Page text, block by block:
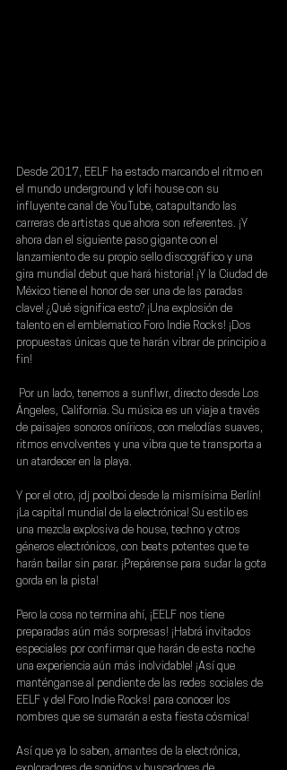
Desde 2017, EELF ha estado marcando el ritmo en
el mundo underground y lofi house con su
influyente canal de YouTube, catapultando las
carreras de artistas que ahora son referentes. ¡Y
ahora dan el siguiente paso gigante con el
lanzamiento de su propio sello discográfico y una
gira mundial debut que hará historia! ¡Y la Ciudad de
México tiene el honor de ser una de las paradas
clave! ¿Qué significa esto? ¡Una explosión de
talento en el emblematico Foro Indie Rocks! ¡Dos
propuestas únicas que te harán vibrar de principio a
fin!
Por un lado, tenemos a sunflwr, directo desde Los
Ángeles, California. Su música es un viaje a través
de paisajes sonoros oníricos, con melodías suaves,
ritmos envolventes y una vibra que te transporta a
un atardecer en la playa.
Y por el otro, ¡dj poolboi desde la mismísima Berlín!
¡La capital mundial de la electrónica! Su estilo es
una mezcla explosiva de house, techno y otros
géneros electrónicos, con beats potentes que te
harán bailar sin parar. ¡Prepárense para sudar la gota
gorda en la pista!
Pero la cosa no termina ahí, ¡EELF nos tiene
preparadas aún más sorpresas! ¡Habrá invitados
especiales por confirmar que harán de esta noche
una experiencia aún más inolvidable! ¡Así que
manténganse al pendiente de las redes sociales de
EELF y del Foro Indie Rocks! para conocer los
nombres que se sumarán a esta fiesta cósmica!
Así que ya lo saben, amantes de la electrónica,